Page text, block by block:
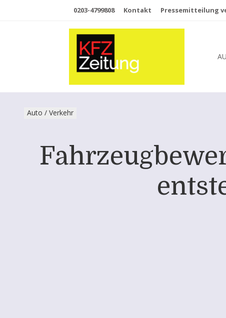
0203-4799808 Kontakt Pressemitteilung
Auto / Verkehr